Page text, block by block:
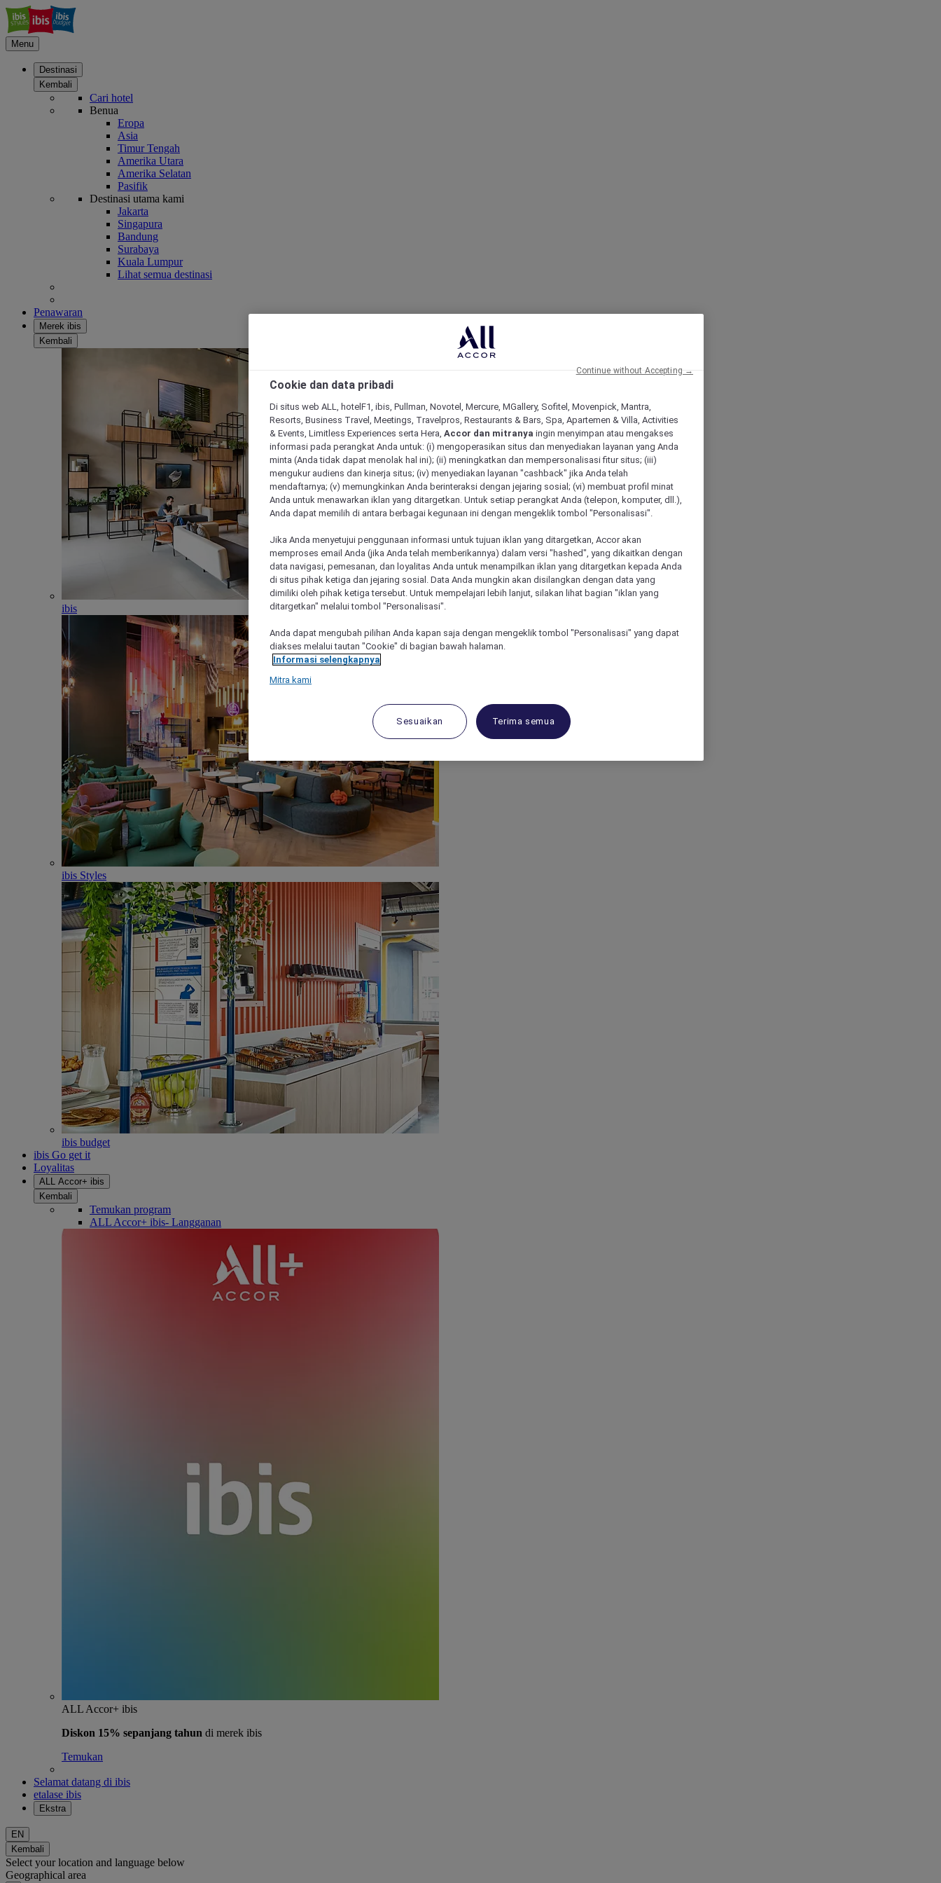
Menu
Destinasi
Kembali
Cari hotel
Benua
Eropa
Asia
Timur Tengah
Amerika Utara
Amerika Selatan
Pasifik
Destinasi utama kami
Jakarta
Singapura
Bandung
Surabaya
Kuala Lumpur
Lihat semua destinasi
Penawaran
Merek ibis
Kembali
ibis
ibis Styles
ibis budget
ibis Go get it
Loyalitas
ALL Accor+ ibis
Kembali
Temukan program
ALL Accor+ ibis- Langganan
ALL Accor+ ibis
Diskon 15% sepanjang tahun di merek ibis
Temukan
Selamat datang di ibis
etalase ibis
Ekstra
EN
Kembali
Select your location and language below
Geographical area
Cookie dan data pribadi
Di situs web ALL, hotelF1, ibis, Pullman, Novotel, Mercure, MGallery, Sofitel, Movenpick, Mantra,
Resorts, Business Travel, Meetings, Travelpros, Restaurants & Bars, Spa, Apartemen & Villa, Activities
& Events, Limitless Experiences serta Hera, Accor dan mitranya ingin menyimpan atau mengakses
informasi pada perangkat Anda untuk: (i) mengoperasikan situs dan menyediakan layanan yang Anda
minta (Anda tidak dapat menolak hal ini); (ii) meningkatkan dan mempersonalisasi fitur situs; (iii)
mengukur audiens dan kinerja situs; (iv) menyediakan layanan "cashback" jika Anda telah
mendaftarnya; (v) memungkinkan Anda berinteraksi dengan jejaring sosial; (vi) membuat profil minat
Anda untuk menawarkan iklan yang ditargetkan. Untuk setiap perangkat Anda (telepon, komputer, dll.),
Anda dapat memilih di antara berbagai kegunaan ini dengan mengeklik tombol "Personalisasi".
Jika Anda menyetujui penggunaan informasi untuk tujuan iklan yang ditargetkan, Accor akan
memproses email Anda (jika Anda telah memberikannya) dalam versi "hashed", yang dikaitkan dengan
data navigasi, pemesanan, dan loyalitas Anda untuk menampilkan iklan yang ditargetkan kepada Anda
di situs pihak ketiga dan jejaring sosial. Data Anda mungkin akan disilangkan dengan data yang
dimiliki oleh pihak ketiga tersebut. Untuk mempelajari lebih lanjut, silakan lihat bagian "iklan yang
ditargetkan" melalui tombol "Personalisasi".
Anda dapat mengubah pilihan Anda kapan saja dengan mengeklik tombol "Personalisasi" yang dapat
diakses melalui tautan "Cookie" di bagian bawah halaman.
Informasi selengkapnya
Mitra kami
Sesuaikan Terima semua
Continue without Accepting →